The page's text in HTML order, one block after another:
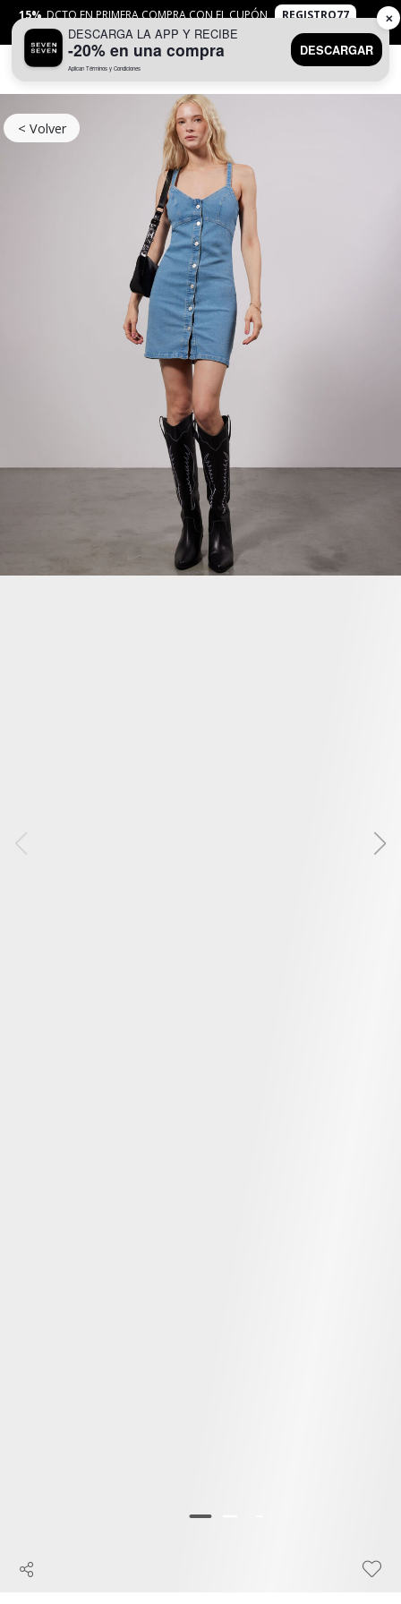
15% DCTO EN PRIMERA COMPRA CON EL CUPÓN
REGISTRO77
APLICANTYC
< Volver
DESCARGA LA APP Y RECIBE
-20% en una compra
Aplican Términos y Condiciones
DESCARGAR
✕